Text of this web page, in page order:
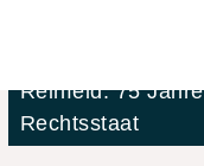
Reinfeld: 75
Rechtsstaat